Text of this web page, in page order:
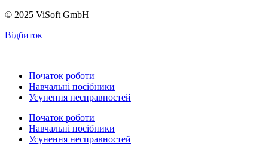
© 2025 ViSoft GmbH
Відбиток
Початок роботи
Навчальні посібники
Усунення несправностей
Початок роботи
Навчальні посібники
Усунення несправностей